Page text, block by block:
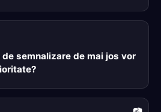
semnalizare de mai jos vor